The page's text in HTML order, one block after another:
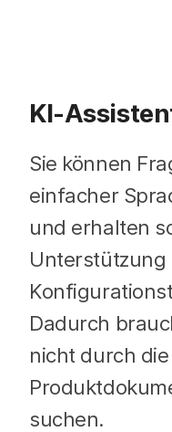
KI-
Sie können
einfacher
und erhalten
Unterstützung
Dadurch
nicht durch die
suchen.